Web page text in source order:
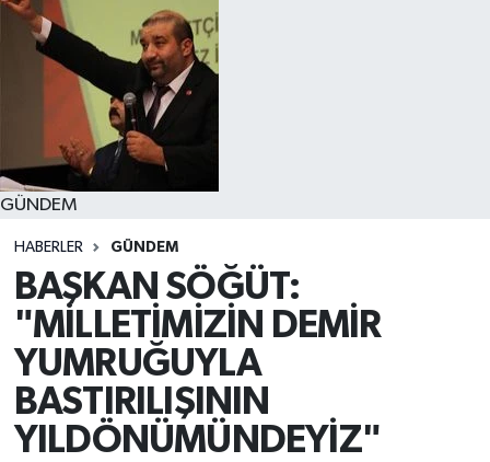
GÜNDEM
HABERLER GÜNDEM
BAŞKAN SÖĞÜT:
"MİLLETİMİZİN DEMİR
YUMRUĞUYLA
BASTIRILIŞININ
YILDÖNÜMÜNDEYİZ"